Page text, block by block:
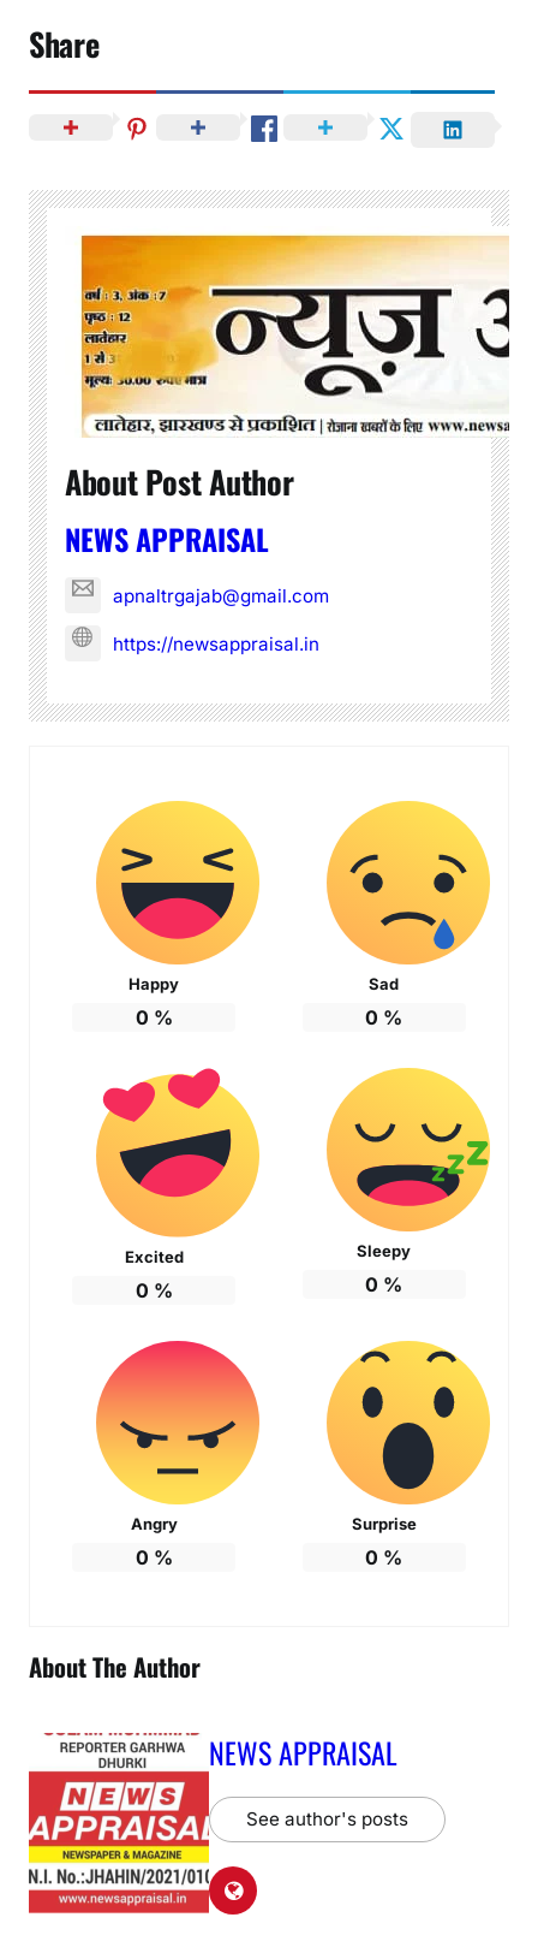
Share
About Post Author
NEWS APPRAISAL
apnaltrgajab@gmail.com
https://newsappraisal.in
Happy
0 %
Sad
0 %
Excited
0 %
Sleepy
0 %
Angry
0 %
Surprise
0 %
About The Author
NEWS APPRAISAL
See author's posts